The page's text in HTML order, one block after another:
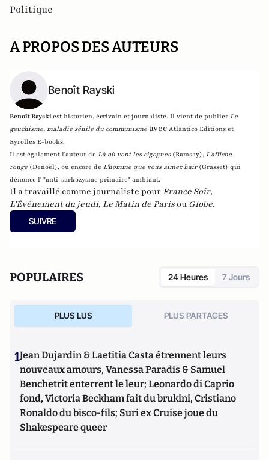
Politique
A PROPOS DES AUTEURS
Benoît Rayski
Benoît Rayskiest historien, écrivain et journaliste. Il vient de publier Le
gauchisme, maladie sénile du communisme avec Atlantico Editions et
Eyrolles E-books.
Il est également l'auteur de Là où vont les cigognes (Ramsay), L'affiche
rouge (Denoël), ou encore de L'homme que vous aimez haïr (Grasset) qui
dénonce l' "anti-sarkozysme primaire" ambiant.
Il a travaillé comme journaliste pour France Soir,
L'Événement du jeudi, Le Matin de Parisou Globe.
SUIVRE
POPULAIRES 24 Heures 7 Jours
PLUS LUS PLUS PARTAGES
1Jean Dujardin & Laetitia Casta étrennent leurs
nouveaux amours, Vanessa Paradis & Samuel
Benchetrit enterrent le leur; Leonardo di Caprio
fond, Victoria Beckham fait du brukini, Cristiano
Ronaldo du bisco-fils; Suri ex Cruise joue du
Shakespeare queer